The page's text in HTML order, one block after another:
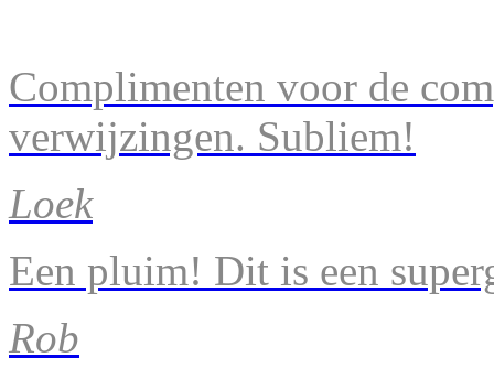
Complimenten voor de
verwijzingen. Subliem!
Loek
Een pluim! Dit is een
Rob